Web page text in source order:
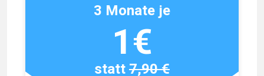
3 Monate je
1€
statt7,90 €